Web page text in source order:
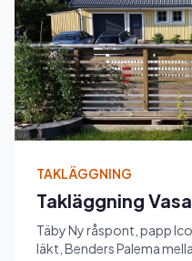
TAKLÄGGNING
Takläggning
Täby Ny råspont, papp
läkt, Benders Palema